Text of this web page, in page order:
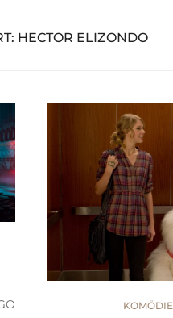
HECTOR ELIZONDO
KOMÖDIE